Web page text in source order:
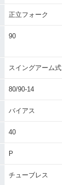
正立フォーク
90
スイングアーム式
80/90-14
バイアス
40
P
チューブレス